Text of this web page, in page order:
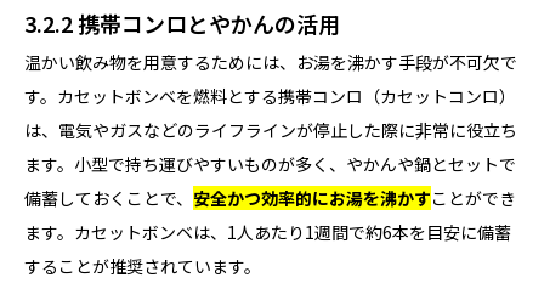
3.2.2 携帯コンロとやかんの活用
温かい飲み物を用意するためには、お湯を沸かす手段が不可欠で
す。カセットボンベを燃料とする携帯コンロ（カセットコンロ）
は、電気やガスなどのライフラインが停止した際に非常に役立ち
ます。小型で持ち運びやすいものが多く、やかんや鍋とセットで
備蓄しておくことで、 安全かつ効率的にお湯を沸かすことができ
ます。カセットボンベは、1人あたり1週間で約6本を目安に備蓄
することが推奨されています。